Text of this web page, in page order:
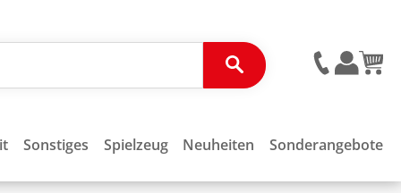
Sonstiges Spielzeug Neuheiten Sonderangebote